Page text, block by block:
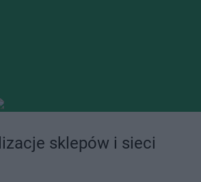
sklepów i sieci